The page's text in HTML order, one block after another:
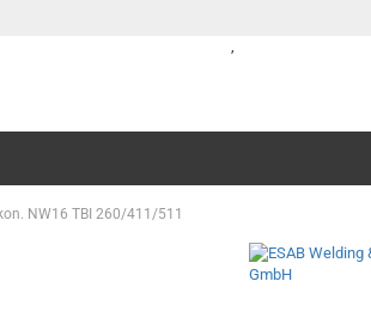
,
NW16 TBI 260/411/511